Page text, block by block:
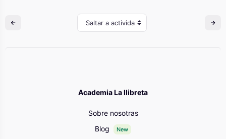
Saltar a actividad
Academia La llibreta
Sobre nosotras
Blog
New